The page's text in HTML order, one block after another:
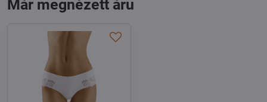
Már megnézett áru